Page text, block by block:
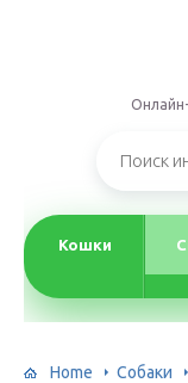
Кошки
Home
Собаки